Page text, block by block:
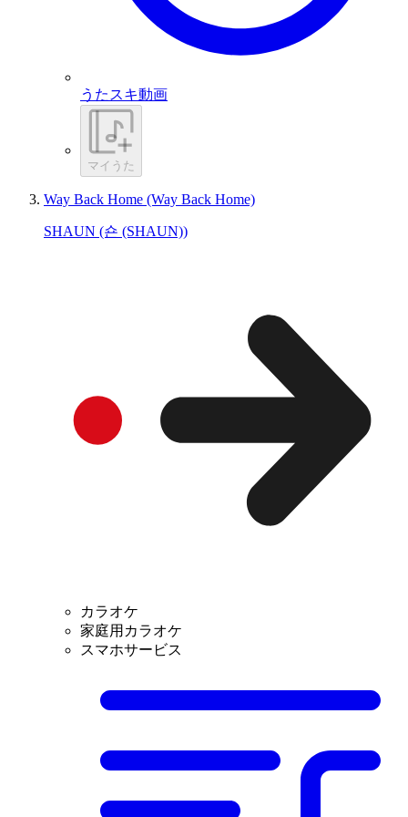
うたスキ動画
マイうた
Way Back Home (Way Back Home)
SHAUN (숀 (SHAUN))
カラオケ
家庭用カラオケ
スマホサービス